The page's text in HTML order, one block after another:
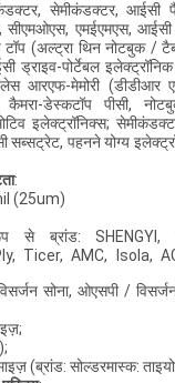
सेमीकंडक्टर, आईसी
सीएमओएस, एमईएमएस,
(अल्ट्रा थिन नोटबुक /
ड्राइव-पोर्टेबल
आरएफ-मेमोरी
कैमरा-डेस्कटॉप पीसी,
इलेक्ट्रॉनिक्स;
पहनने योग्य
:
(25um)
से ब्रांड: SHENGYI,
Ticer, AMC, Isola,
सोना, ओएसपी /
(ब्रांड: सोल्डरमास्क: